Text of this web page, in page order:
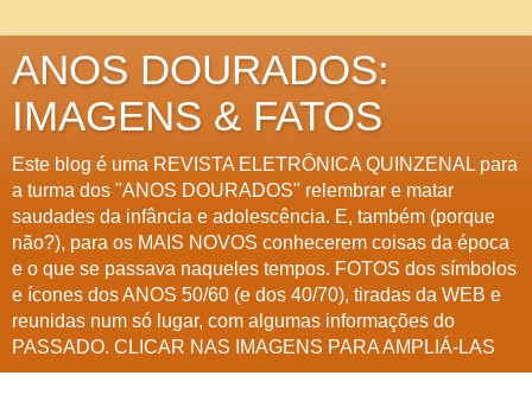
ANOS DOURADOS:
IMAGENS & FATOS
Este blog é uma REVISTA ELETRÔNICA QUINZENAL para
a turma dos "ANOS DOURADOS" relembrar e matar
saudades da infância e adolescência. E, também (porque
não?), para os MAIS NOVOS conhecerem coisas da época
e o que se passava naqueles tempos. FOTOS dos símbolos
e ícones dos ANOS 50/60 (e dos 40/70), tiradas da WEB e
reunidas num só lugar, com algumas informações do
PASSADO. CLICAR NAS IMAGENS PARA AMPLIÁ-LAS